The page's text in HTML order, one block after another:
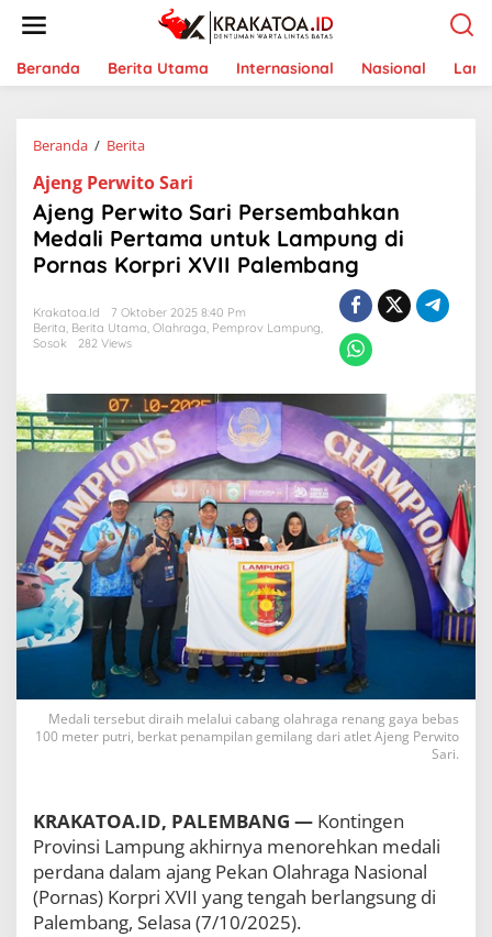
t
Beranda Berita Utama Internasional Nasional
Beranda / Berita
e
n
g
P
e
w
i
a
r
i
P
e
r
e
m
b
a
a
n
M
e
d
P
r
t
a
m
Ajeng Perwito Sari
Ajeng Perwito Sari Persembahkan
Medali Pertama untuk Lampung di
Pornas Korpri XVII Palembang
Krakatoa.id
7 Oktober 2025 8:40 Pm
Berita, Berita Utama, Olahraga, Pemprov Lampung,
Sosok
282 Views
Medali tersebut diraih melalui cabang olahraga renang gaya bebas
100 meter putri, berkat penampilan gemilang dari atlet Ajeng Perwito
Sari.
KRAKATOA.ID, PALEMBANG — Kontingen
Provinsi Lampung akhirnya menorehkan medali
perdana dalam ajang Pekan Olahraga Nasional
(Pornas) Korpri XVII yang tengah berlangsung di
Palembang, Selasa (7/10/2025).